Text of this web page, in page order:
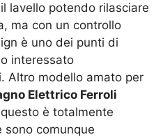
lavello potendo rilasciare
ma con un controllo
è uno dei punti di
interessato
Altro modello amato per
Elettrico Ferroli
questo è totalmente
sono comunque